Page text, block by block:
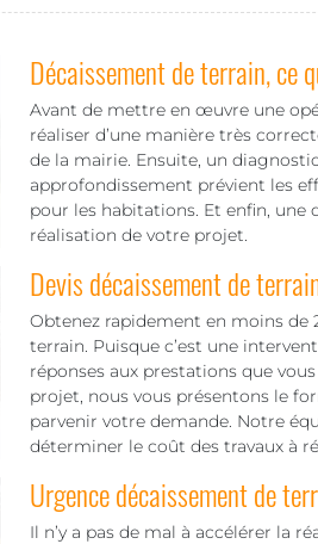
Décaissement de terrain, ce
Avant de mettre en œuvre une
réaliser d’une manière très
de la mairie. Ensuite, un
approfondissement prévient les
pour les habitations. Et enfin, une
réalisation de votre projet.
Devis décaissement de
Obtenez rapidement en moins
terrain. Puisque c’est une
réponses aux prestations que
projet, nous vous présentons le
parvenir votre demande. Notre
déterminer le coût des travaux à
Urgence décaissement de
Il n’y a pas de mal à accélérer la